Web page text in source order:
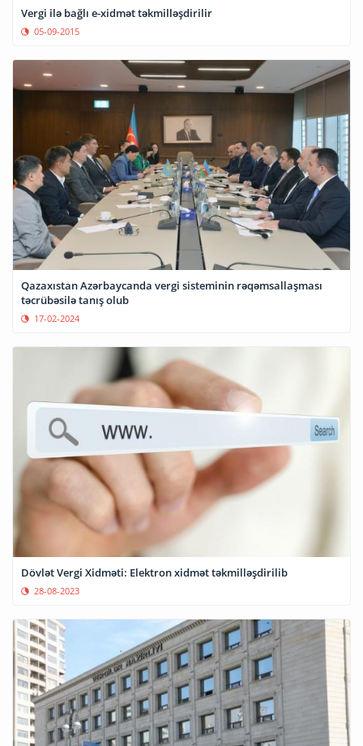
Vergi ilə bağlı e-xidmət təkmilləşdirilir
05-09-2015
Qazaxıstan Azərbaycanda vergi sisteminin rəqəmsallaşması
təcrübəsilə tanış olub
17-02-2024
Dövlət Vergi Xidməti: Elektron xidmət təkmilləşdirilib
28-08-2023